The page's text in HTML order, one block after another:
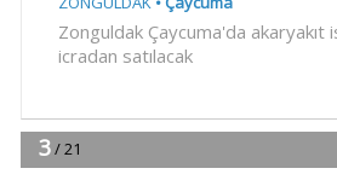
18:00Şampiyonlar, İETT ile